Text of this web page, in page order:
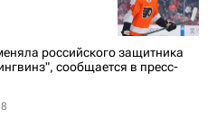
российского защитника
сообщается в пресс-